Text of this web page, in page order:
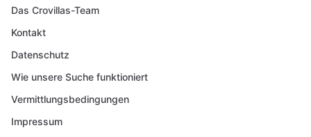
Das Crovillas-Team
Kontakt
Datenschutz
Wie unsere Suche funktioniert
Vermittlungsbedingungen
Impressum